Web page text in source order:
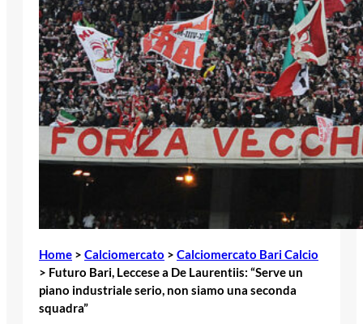
Home > Calciomercato > Calciomercato Bari Calcio
> Futuro Bari, Leccese a De Laurentiis: “Serve un
piano industriale serio, non siamo una seconda
squadra”